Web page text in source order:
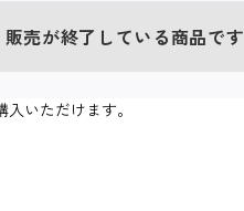
販売が終了している商品です
いただけます。